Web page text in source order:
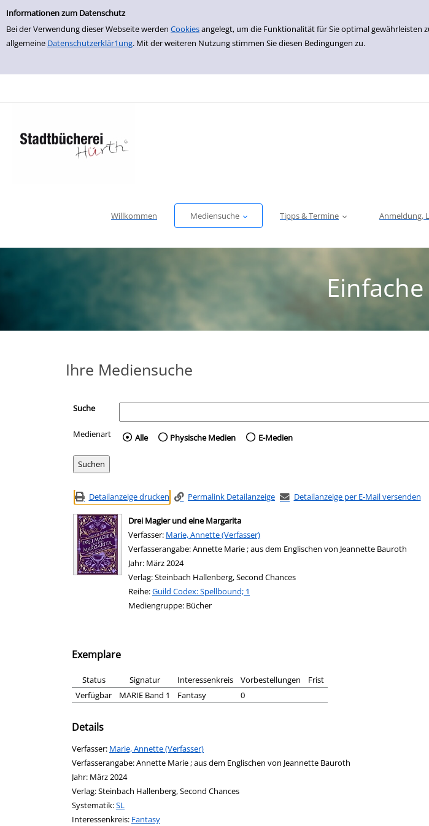
Einfache Suche
Informationen zum Datenschutz
Bei der Verwendung dieser Webseite werden Cookiesangelegt, um die Funktionalität für Sie optimal gewährleisten
allgemeine Datenschutzerklär1ung. Mit der weiteren Nutzung stimmen Sie diesen Bedingungen zu.
zur Navigation springen
zum Inhalt springen
Zur Detailanzeige springen
Willkommen Mediensuche Tipps & Termine Anmeldung,
Ihre Mediensuche
Suche
Medienart Wählen Sie die Medienart nach der Sie suchen
Alle Physische Medien E-Medien
Detailanzeige drucken Permalink Detailanzeige Detailanzeige per E-Mail versenden
Drei Magier und eine Margarita
Verfasser: Suche nach diesem Verfasser
Marie, Annette (Verfasser)
Verfasserangabe:Annette Marie ; aus dem Englischen von Jeannette Bauroth
Jahr: März 2024
Verlag:Steinbach Hallenberg, Second Chances
Reihe:Guild Codex: Spellbound; 1
Mediengruppe: Bücher
Exemplare
Status Signatur Interessenkreis Vorbestellungen
Frist
Verfügbar
MARIE Band 1 Fantasy 0
Details
Verfasser: Suche nach diesem Verfasser
Marie, Annette (Verfasser)
Verfasserangabe:Annette Marie ; aus dem Englischen von Jeannette Bauroth
Jahr: März 2024
Verlag:Steinbach Hallenberg, Second Chances
opens in new tab
Diesen Link in neuem Tab öffnen
Systematik:Suche nach dieser Systematik
SL
Interessenkreis: Suche nach diesem Interessenskreis
Fantasy